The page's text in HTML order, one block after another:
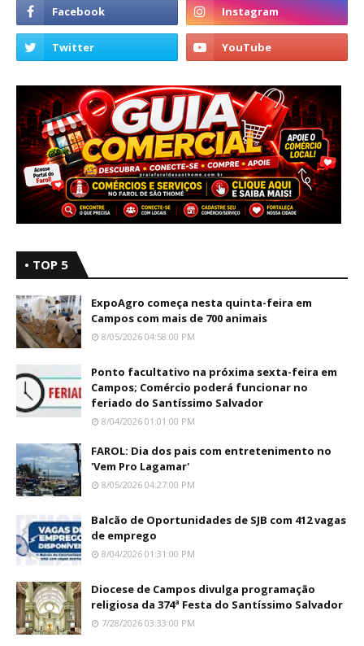
• TOP 5
ExpoAgro começa nesta quinta-feira em
Campos com mais de 700 animais
8/05/2026 04:58:00 PM
Ponto facultativo na próxima sexta-feira em
Campos; Comércio poderá funcionar no
feriado do Santíssimo Salvador
8/04/2026 01:01:00 PM
FAROL: Dia dos pais com entretenimento no
'Vem Pro Lagamar'
8/05/2026 04:27:00 PM
Balcão de Oportunidades de SJB com 412 vagas
de emprego
8/04/2026 01:31:00 PM
Diocese de Campos divulga programação
religiosa da 374ª Festa do Santíssimo Salvador
7/28/2026 03:33:00 PM